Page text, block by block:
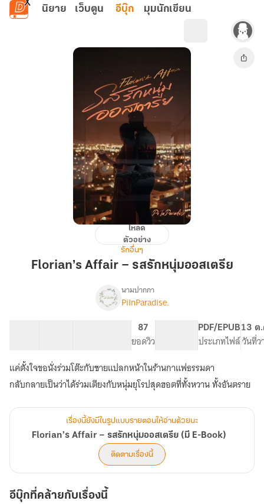
ข้ามไปยังเนื้อหาหลัก
นิยาย เว็บตูน อีบุ๊ก มุมนักเขียน
Florian’s
–
โหลด
ตัวอย่าง
รักอื่นๆ
Florian’s Affair – รสรักหนุ่มออสเตรีย
เรื่องFlorian’s
รส
หนุ่ม
ออสเตรีย
(มี
Book)
นามปากกา
PiInParadise.
87
ยอดวิว
PDF/EPUB
ประเภทไฟล์
13 ต
วันที่ว
แค่ตั้งใจขอนั่งร่วมโต๊ะกับชายแปลกหน้าในร้านกาแฟธรรมดา
กลับกลายเป็นว่าได้ร่วมเตียงกับหนุ่มยุโรปสุดฮอตที่ทั้งหวาน ทั้งอันตราย
เรื่องนี้ยังมีในรูปแบบรายตอนให้อ่านด้วยนะ
Florian’s Affair – รสรักหนุ่มออสเตรีย (มี E-Book)
ติดตามเรื่องนี้
อีบุ๊กที่คล้ายกับเรื่องนี้